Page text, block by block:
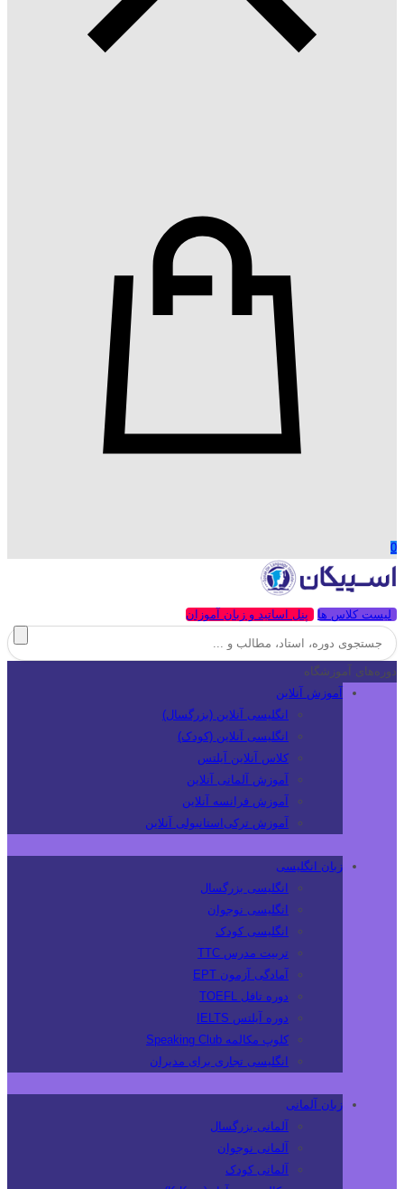
0
لیست کلاس ها پنل اساتید و زبان آموزان
دوره‌های آموزشگاه
آموزش آنلاین
انگلیسی آنلاین (بزرگسال)
انگلیسی آنلاین (کودک)
کلاس آنلاین آیلتس
آموزش آلمانی آنلاین
آموزش فرانسه آنلاین
آموزش ترکی‌استانبولی آنلاین
زبان انگلیسی
انگلیسی بزرگسال
انگلیسی نوجوان
انگلیسی کودک
تربیت مدرس TTC
آمادگی آزمون EPT
دوره تافل TOEFL
دوره آیلتس IELTS
کلوپ مکالمه Speaking Club
انگلیسی تجاری برای مدیران
زبان آلمانی
آلمانی بزرگسال
آلمانی نوجوان
آلمانی کودک